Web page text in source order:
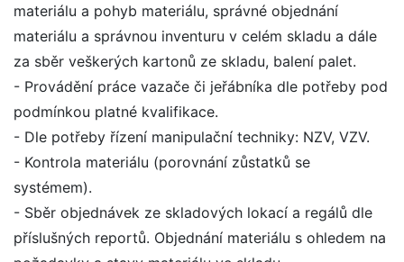
materiálu a pohyb materiálu, správné objednání
materiálu a správnou inventuru v celém skladu a dále
za sběr veškerých kartonů ze skladu, balení palet.
- Provádění práce vazače či jeřábníka dle potřeby pod
podmínkou platné kvalifikace.
- Dle potřeby řízení manipulační techniky: NZV, VZV.
- Kontrola materiálu (porovnání zůstatků se
systémem).
- Sběr objednávek ze skladových lokací a regálů dle
příslušných reportů. Objednání materiálu s ohledem na